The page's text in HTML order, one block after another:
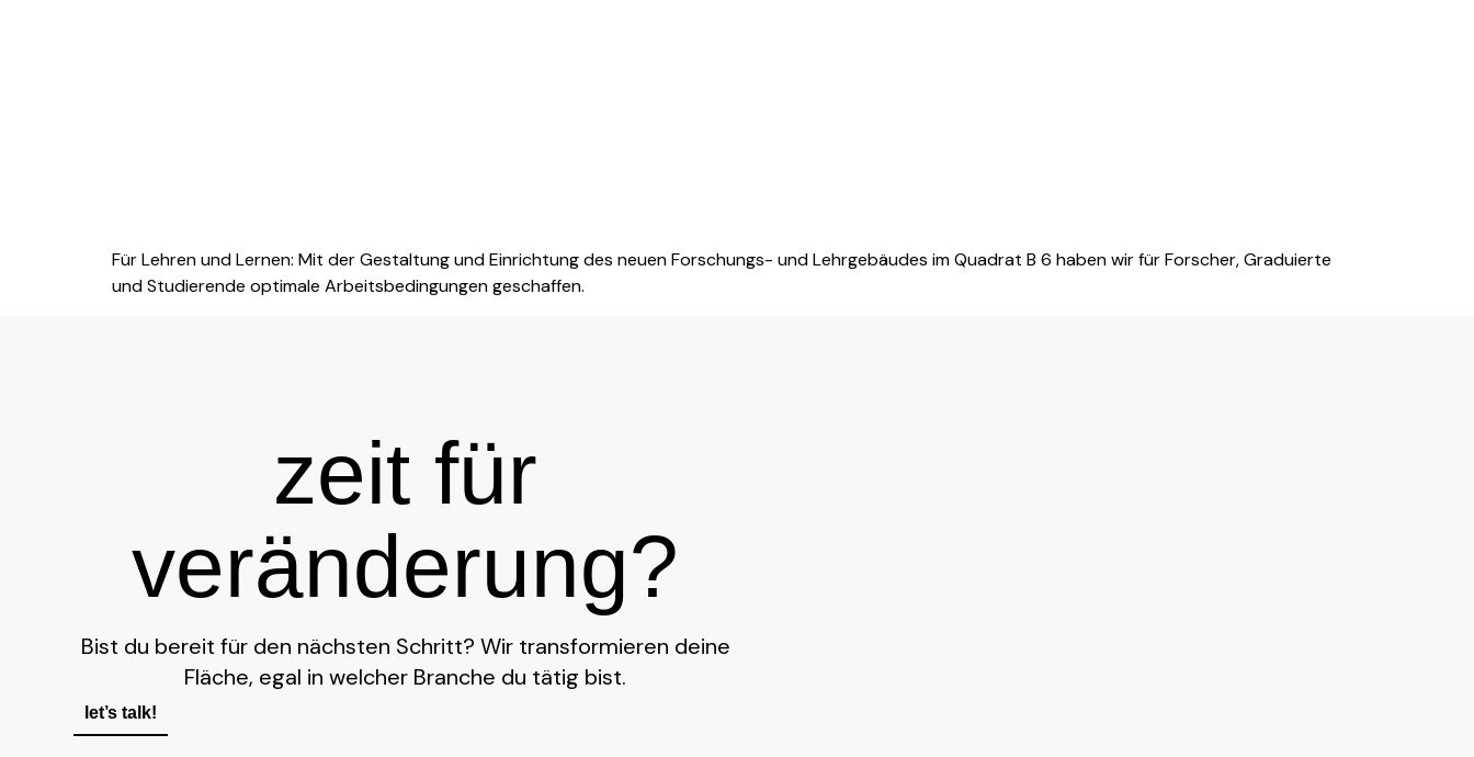
Für Lehren und Lernen: Mit der Gestaltung und Einrichtung des neuen Forschungs- und Lehrgebäudes im Quadrat B 6 haben wir für Forscher, Graduierte
und Studierende optimale Arbeitsbedingungen geschaffen.
zeit für
veränderung?
Bist du bereit für den nächsten Schritt? Wir transformieren deine
Fläche, egal in welcher Branche du tätig bist.
let’s talk!